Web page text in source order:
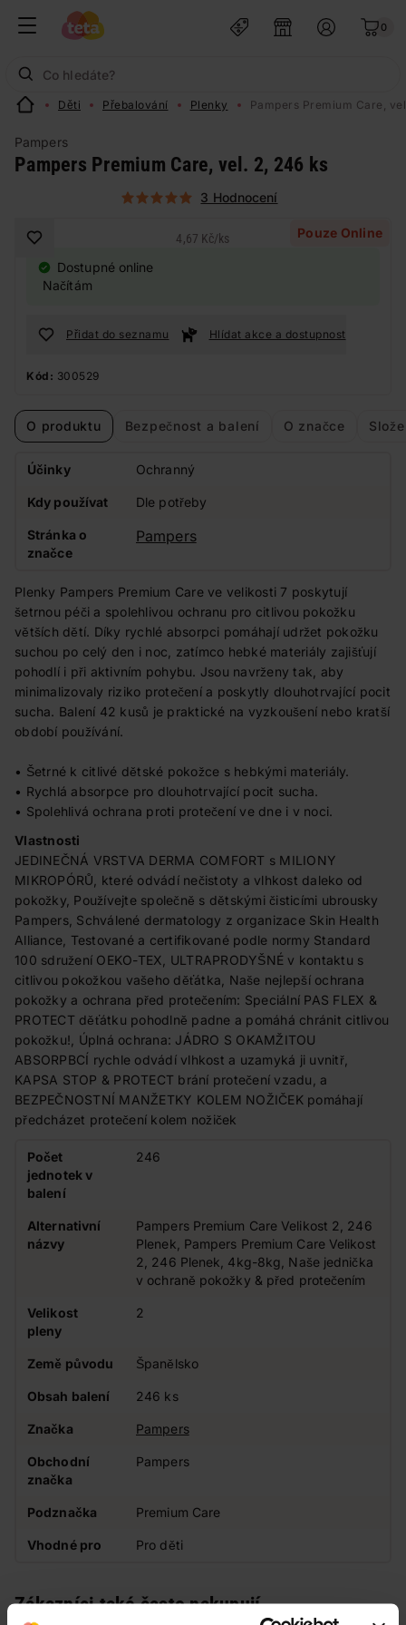
0
Děti Přebalování Plenky Pampers Premium Care,
Pampers
Pampers Premium Care, vel. 2, 246 ks
3 Hodnocení
Pouze Online
4,67 Kč/ks
Dostupné online
Načítám
Přidat do seznamu Hlídat akce a dostupnost
Kód: 300529
O produktu Bezpečnost a balení O značce
Účinky Ochranný
Kdy používat Dle potřeby
Stránka o
značce
Pampers
Plenky Pampers Premium Care ve velikosti 7 poskytují
šetrnou péči a spolehlivou ochranu pro citlivou pokožku
větších dětí. Díky rychlé absorpci pomáhají udržet pokožku
suchou po celý den i noc, zatímco hebké materiály zajišťují
pohodlí i při aktivním pohybu. Jsou navrženy tak, aby
minimalizovaly riziko protečení a poskytly dlouhotrvající pocit
sucha. Balení 42 kusů je praktické na vyzkoušení nebo kratší
období používání.
• Šetrné k citlivé dětské pokožce s hebkými materiály.
• Rychlá absorpce pro dlouhotrvající pocit sucha.
• Spolehlivá ochrana proti protečení ve dne i v noci.
Vlastnosti
JEDINEČNÁ VRSTVA DERMA COMFORT s MILIONY
MIKROPÓRŮ, které odvádí nečistoty a vlhkost daleko od
pokožky, Používejte společně s dětskými čisticími ubrousky
Pampers, Schválené dermatology z organizace Skin Health
Alliance, Testované a certifikované podle normy Standard
100 sdružení OEKO-TEX, ULTRAPRODYŠNÉ v kontaktu s
citlivou pokožkou vašeho děťátka, Naše nejlepší ochrana
pokožky a ochrana před protečením: Speciální PAS FLEX &
PROTECT děťátku pohodlně padne a pomáhá chránit citlivou
pokožku!, Úplná ochrana: JÁDRO S OKAMŽITOU
ABSORPBCÍ rychle odvádí vlhkost a uzamyká ji uvnitř,
KAPSA STOP & PROTECT brání protečení vzadu, a
BEZPEČNOSTNÍ MANŽETKY KOLEM NOŽIČEK pomáhají
předcházet protečení kolem nožiček
Počet
jednotek v
balení
246
Alternativní
názvy
Pampers Premium Care Velikost 2, 246
Plenek, Pampers Premium Care Velikost
2, 246 Plenek, 4kg-8kg, Naše jednička
v ochraně pokožky & před protečením
Velikost
pleny
2
Země původu Španělsko
Obsah balení 246 ks
Značka Pampers
Obchodní
značka
Pampers
Podznačka Premium Care
Vhodné pro Pro děti
Zákazníci také často nakupují